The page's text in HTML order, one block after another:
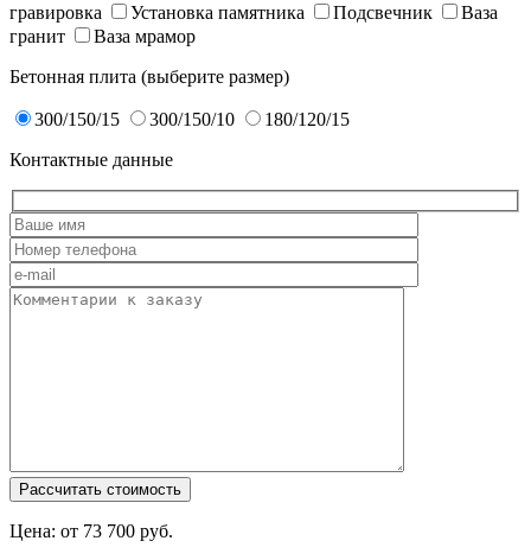
гравировка
Установка памятника Подсвечник
Ваза
гранит
Ваза мрамор
Бетонная плита (выберите размер)
300/150/15 300/150/10
180/120/15
Контактные данные
Цена: от 73 700 руб.